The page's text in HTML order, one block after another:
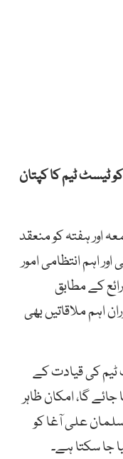
ٹیسٹ ٹیم کا کپتان
اور ہفتہ کو منعقد
اہم انتظامی امور
کے مطابق
اہم ملاقاتیں بھی
ٹیم کی قیادت کے
گا، امکان ظاہر
علی آغا کو
جا سکتا ہے۔